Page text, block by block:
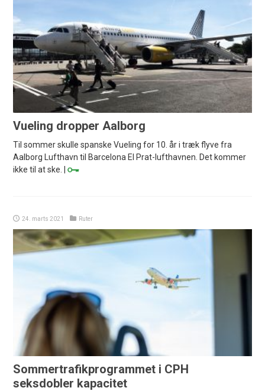
Vueling dropper Aalborg
Til sommer skulle spanske Vueling for 10. år i træk flyve fra
Aalborg Lufthavn til Barcelona El Prat-lufthavnen. Det kommer
ikke til at ske. |
24. marts 2021 Ruter
Sommertrafikprogrammet i CPH
seksdobler kapacitet